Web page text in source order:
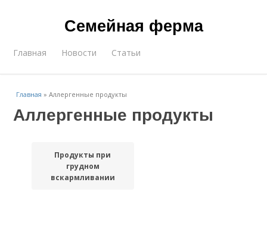
Семейная ферма
Главная Новости Статьи
Главная »Аллергенные продукты
Аллергенные продукты
Продукты при
грудном
вскармливании